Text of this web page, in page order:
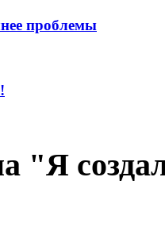
проблемы
"Я